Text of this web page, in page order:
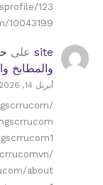
123
10043199…
site على
والمطابخ
أبريل 14, 2026
about